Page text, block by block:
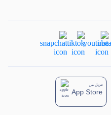
تنزيل من
App Store